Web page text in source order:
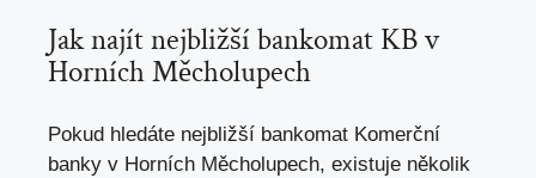
Jak najít nejbližší bankomat KB v
Horních Měcholupech
Pokud hledáte nejbližší bankomat Komerční
banky v Horních Měcholupech, existuje několik